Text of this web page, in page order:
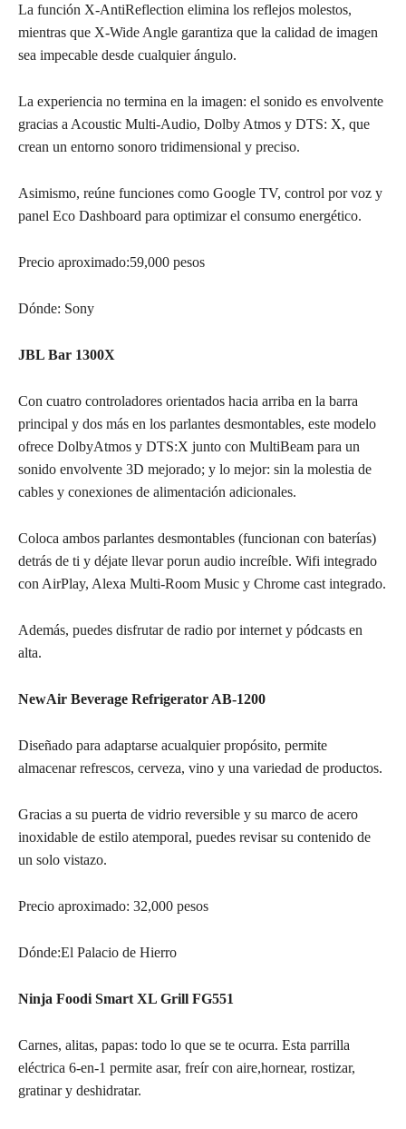
La función X-AntiReflection elimina los reflejos molestos,
mientras que X-Wide Angle garantiza que la calidad de imagen
sea impecable desde cualquier ángulo.
La experiencia no termina en la imagen: el sonido es envolvente
gracias a Acoustic Multi-Audio, Dolby Atmos y DTS: X, que
crean un entorno sonoro tridimensional y preciso.
Asimismo, reúne funciones como Google TV, control por voz y
panel Eco Dashboard para optimizar el consumo energético.
Precio aproximado:59,000 pesos
Dónde: Sony
JBL Bar 1300X
Con cuatro controladores orientados hacia arriba en la barra
principal y dos más en los parlantes desmontables, este modelo
ofrece DolbyAtmos y DTS:X junto con MultiBeam para un
sonido envolvente 3D mejorado; y lo mejor: sin la molestia de
cables y conexiones de alimentación adicionales.
Coloca ambos parlantes desmontables (funcionan con baterías)
detrás de ti y déjate llevar porun audio increíble. Wifi integrado
con AirPlay, Alexa Multi-Room Music y Chrome cast integrado.
Además, puedes disfrutar de radio por internet y pódcasts en
alta.
NewAir Beverage Refrigerator AB-1200
Diseñado para adaptarse acualquier propósito, permite
almacenar refrescos, cerveza, vino y una variedad de productos.
Gracias a su puerta de vidrio reversible y su marco de acero
inoxidable de estilo atemporal, puedes revisar su contenido de
un solo vistazo.
Precio aproximado: 32,000 pesos
Dónde:El Palacio de Hierro
Ninja Foodi Smart XL Grill FG551
Carnes, alitas, papas: todo lo que se te ocurra. Esta parrilla
eléctrica 6-en-1 permite asar, freír con aire,hornear, rostizar,
gratinar y deshidratar.